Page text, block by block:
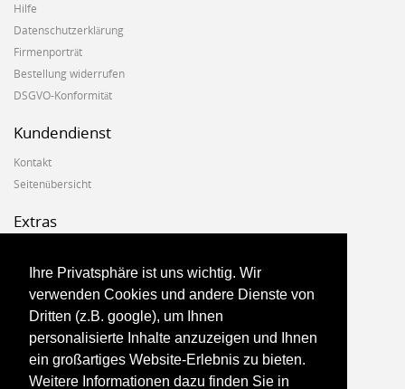
Ihre Privatsphäre ist uns wichtig. Wir
verwenden Cookies und andere Dienste von
Dritten (z.B. google), um Ihnen
personalisierte Inhalte anzuzeigen und Ihnen
ein großartiges Website-Erlebnis zu bieten.
Weitere Informationen dazu finden Sie in
Hilfe
Datenschutzerklärung
Firmenporträt
Bestellung widerrufen
DSGVO-Konformität
Kundendienst
Kontakt
Seitenübersicht
Extras
Geschenkgutscheine
Angebote
Konto
Konto
Auftragsverlauf